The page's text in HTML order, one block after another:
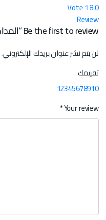
8.0
1
Review
Be the first to review “المداح”
لن يتم نشر عنوان بريدك الإلكتروني.
تقييمك
12345678910
Your review
*